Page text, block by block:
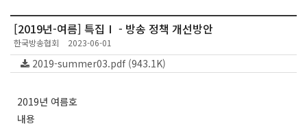
[2019년-여름] 특집Ⅰ - 방송 정책 개선방안
한국방송협회 2023-06-01
2019-summer03.pdf (943.1K)
2019년 여름호
내용